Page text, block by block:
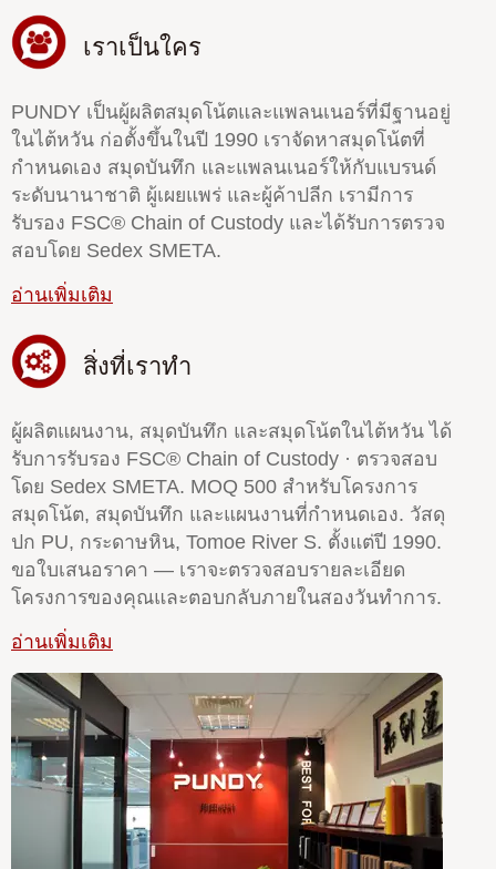
เราเป็นใคร
PUNDY เป็นผู้ผลิตสมุดโน้ตและแพลนเนอร์ที่มีฐานอยู่
ในไต้หวัน ก่อตั้งขึ้นในปี 1990 เราจัดหาสมุดโน้ตที่
กำหนดเอง สมุดบันทึก และแพลนเนอร์ให้กับแบรนด์
ระดับนานาชาติ ผู้เผยแพร่ และผู้ค้าปลีก เรามีการ
รับรอง FSC® Chain of Custody และได้รับการตรวจ
สอบโดย Sedex SMETA.
อ่านเพิ่มเติม
สิ่งที่เราทำ
ผู้ผลิตแผนงาน, สมุดบันทึก และสมุดโน้ตในไต้หวัน ได้
รับการรับรอง FSC® Chain of Custody · ตรวจสอบ
โดย Sedex SMETA. MOQ 500 สำหรับโครงการ
สมุดโน้ต, สมุดบันทึก และแผนงานที่กำหนดเอง. วัสดุ
ปก PU, กระดาษหิน, Tomoe River S. ตั้งแต่ปี 1990.
ขอใบเสนอราคา — เราจะตรวจสอบรายละเอียด
โครงการของคุณและตอบกลับภายในสองวันทำการ.
อ่านเพิ่มเติม